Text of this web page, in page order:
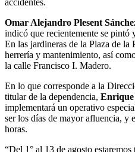
Omar Alejandro Plesent
indicó que recientemente se
En las jardineras de la Plaza de la
herrería y mantenimiento, así
la calle Francisco I. Madero.
En lo que corresponde a la
titular de la dependencia,
implementará un operativo
ser los días de mayor afluencia, y
horas.
“Del 1° al 13 de agosto